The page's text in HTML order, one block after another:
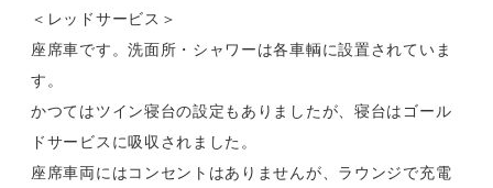
＜レッドサービス＞
座席車です。洗面所・シャワーは各車輌に設置されていま
す。
かつてはツイン寝台の設定もありましたが、寝台はゴール
ドサービスに吸収されました。
座席車両にはコンセントはありませんが、ラウンジで充電